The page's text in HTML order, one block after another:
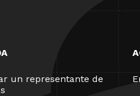
un representante de